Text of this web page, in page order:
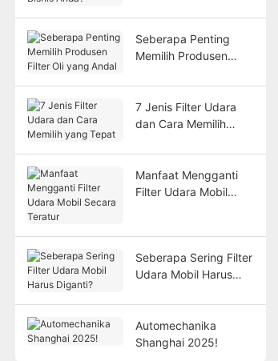
Seberapa Penting
Memilih Produsen
7 Jenis Filter Udara
dan Cara Memilih
Manfaat Mengganti
Filter Udara Mobil
Seberapa Sering Filter
Udara Mobil Harus
Automechanika
Shanghai 2025!